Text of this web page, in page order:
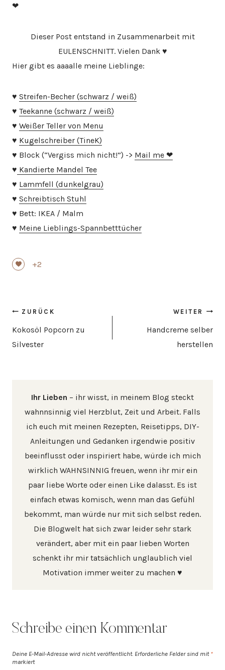
❤
Dieser Post entstand in Zusammenarbeit mit
EULENSCHNITT. Vielen Dank ♥
Hier gibt es aaaalle meine Lieblinge:
♥ Streifen-Becher (schwarz / weiß)
♥ Teekanne (schwarz / weiß)
♥ Weißer Teller von Menu
♥ Kugelschreiber (TineK)
♥ Block (“Vergiss mich nicht!”) -> Mail me ❤
♥ Kandierte Mandel Tee
♥ Lammfell (dunkelgrau)
♥ Schreibtisch Stuhl
♥ Bett: IKEA / Malm
♥ Meine Lieblings-Spannbetttücher
+2
Beitragsnavigation
ZURÜCK
Kokosöl Popcorn zu
Silvester
WEITER
Handcreme selber
herstellen
Ihr Lieben – ihr wisst, in meinem Blog steckt
wahnnsinnig viel Herzblut, Zeit und Arbeit. Falls
ich euch mit meinen Rezepten, Reisetipps, DIY-
Anleitungen und Gedanken irgendwie positiv
beeinflusst oder inspiriert habe, würde ich mich
wirklich WAHNSINNIG freuen, wenn ihr mir ein
paar liebe Worte oder einen Like dalasst. Es ist
einfach etwas komisch, wenn man das Gefühl
bekommt, man würde nur mit sich selbst reden.
Die Blogwelt hat sich zwar leider sehr stark
verändert, aber mit ein paar lieben Worten
schenkt ihr mir tatsächlich unglaublich viel
Motivation immer weiter zu machen ♥
Schreibe einen Kommentar
Deine E-Mail-Adresse wird nicht veröffentlicht. Erforderliche Felder sind mit *
markiert